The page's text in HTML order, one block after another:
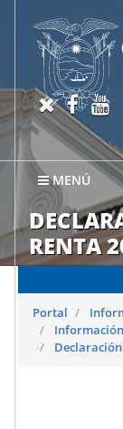
MENÚ
RENTA
X
Portal